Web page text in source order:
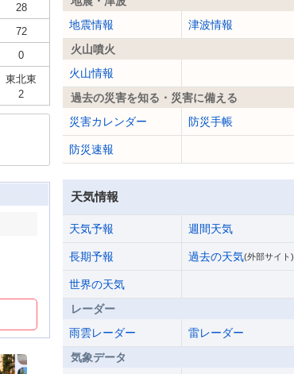
28
72
0
東北東
2
地震情報
津波情報
火山噴火
火山情報
過去の災害を知る・災害に備える
災害カレンダー
防災手帳
防災速報
天気情報
天気予報 週間天気
長期予報 過去の天気(外部サイト)
世界の天気
レーダー
雨雲レーダー
雷レーダー
気象データ